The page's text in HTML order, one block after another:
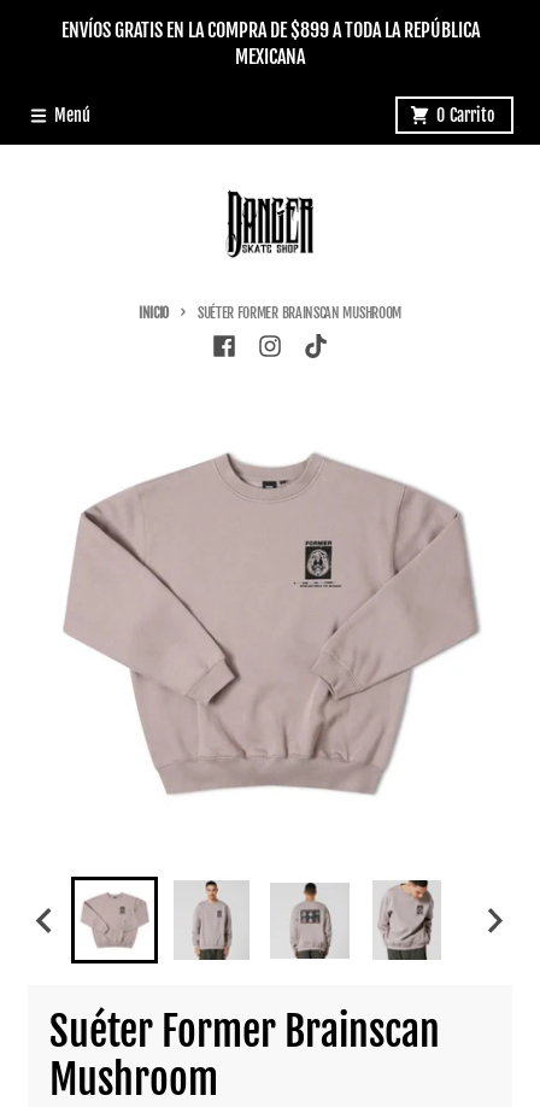
Ir directamente al contenido
ENVÍOS GRATIS EN LA COMPRA DE $899 A TODA LA REPÚBLICA
MEXICANA
Menú 0 Carrito
INICIO SUÉTER FORMER BRAINSCAN MUSHROOM
Suéter Former Brainscan
Mushroom